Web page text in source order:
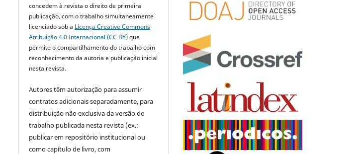
concedem à revista o direito de primeira
publicação, com o trabalho simultaneamente
licenciado sob a Licença Creative Commons
Atribuição 4.0 Internacional (CC BY)que
permite o compartilhamento do trabalho com
reconhecimento da autoria e publicação inicial
nesta revista.
Autores têm autorização para assumir
contratos adicionais separadamente, para
distribuição não exclusiva da versão do
trabalho publicada nesta revista (ex.:
publicar em repositório institucional ou
como capítulo de livro, com